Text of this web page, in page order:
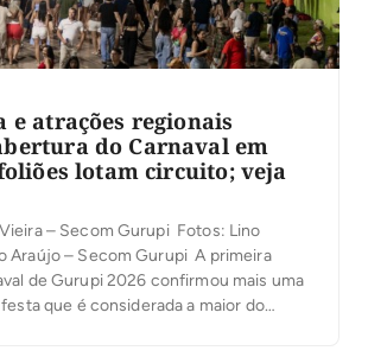
e atrações regionais
do Carnaval em
lotam circuito; veja
– Secom Gurupi Fotos: Lino
Araújo – Secom Gurupi A primeira
de Gurupi 2026 confirmou mais uma
que é considerada a maior do